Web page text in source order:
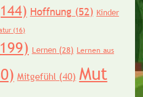
Hoffnung (52) Kinder
(16)
Lernen(28) Lernen aus
Mitgefühl(40) Mut